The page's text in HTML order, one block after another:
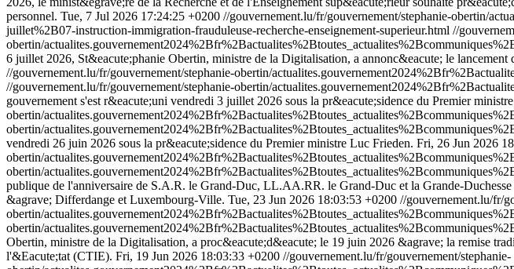
personnel. Tue, 7 Jul 2026 17:24:25 +0200 //gouvernement.lu/fr/gouvernement/stephanie-obertin/
juillet%2B07-instruction-immigration-frauduleuse-recherche-enseignement-superieur.html //
obertin/
6 juillet 2026, St&eacute;phanie Obertin, ministre de la Digitalisation, a annonc&eacute; le
//gouvernement.lu/fr/gouvernement/stephanie-obertin/
//gouvernement.lu/fr/gouvernement/stephanie-obertin/
gouvernement s'est r&eacute;uni vendredi 3 juillet 2026 sous la pr&eacute;sidence du Premier
obertin/
obertin/
vendredi 26 juin 2026 sous la pr&eacute;sidence du Premier ministre Luc Frieden. Fri, 26 Jun 2026
obertin/
obertin/
publique de l'anniversaire de S.A.R. le Grand-Duc, LL.AA.RR. le Grand-Duc et la Grande-
&agrave; Differdange et Luxembourg-Ville. Tue, 23 Jun 2026 18:03:53 +0200 //gouvernement.lu/fr/
obertin/
obertin/
Obertin, ministre de la Digitalisation, a proc&eacute;d&eacute; le 19 juin 2026 &agrave; la remise
l'&Eacute;tat (CTIE). Fri, 19 Jun 2026 18:03:33 +0200 //gouvernement.lu/fr/gouvernement/stephanie-